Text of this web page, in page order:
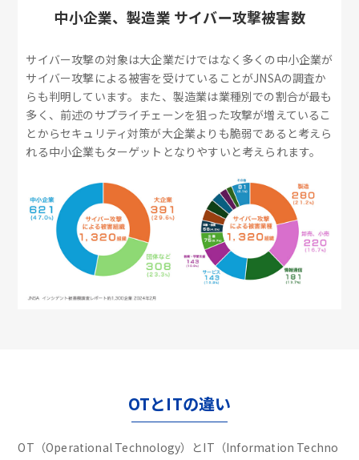
中小企業、製造業 サイバー攻撃被害数
サイバー攻撃の対象は大企業だけではなく多くの中小企業が
サイバー攻撃による被害を受けていることがJNSAの調査か
らも判明しています。また、製造業は業種別での割合が最も
多く、前述のサプライチェーンを狙った攻撃が増えているこ
とからセキュリティ対策が大企業よりも脆弱であると考えら
れる中小企業もターゲットとなりやすいと考えられます。
OTとITの違い
OT（Operational Technology）とIT（Information Techno